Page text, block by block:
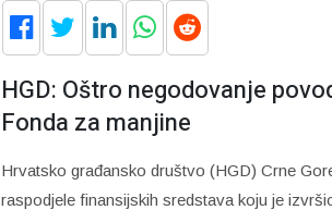
HGD: Oštro negodovanje
Fonda za manjine
Hrvatsko građansko društvo (HGD) Crne
raspodjele finansijskih sredstava koju je